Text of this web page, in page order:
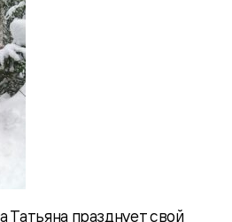
Татьяна празднует свой